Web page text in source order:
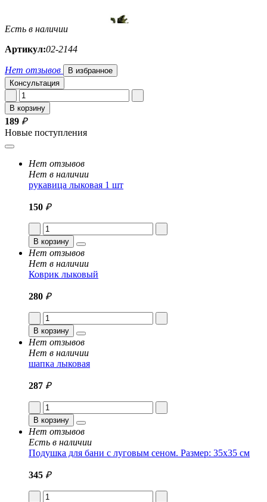
Есть в наличии
Артикул:02-2144
Нет отзывов
В избранное
Консультация
В корзину
189 ₽
Новые поступления
Нет отзывов
Нет в наличии
рукавица лыковая 1 шт
150 ₽
В корзину
Нет отзывов
Нет в наличии
Коврик лыковый
280 ₽
В корзину
Нет отзывов
Нет в наличии
шапка лыковая
287 ₽
В корзину
Нет отзывов
Есть в наличии
Подушка для бани с луговым сеном. Размер: 35x35 см
345 ₽